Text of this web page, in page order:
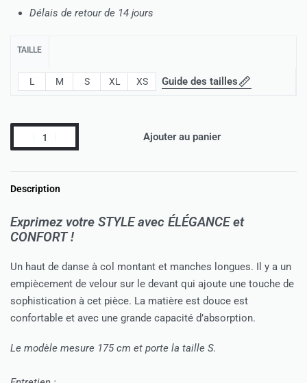
Délais de retour de 14 jours
TAILLE
L M S XL XS Guide des tailles
Ajouter au panier
Description
Exprimez votre STYLE avec ÉLÉGANCE еt
CONFORT !
Un haut de danse à col montant et manches longues. Il y a un
empiècement de velour sur le devant qui ajoute une touche de
sophistication à cet pièce. La matière est douce est
confortable et avec une grande capacité d’absorption.
Le modèle mesure 175 cm et porte la taille S.